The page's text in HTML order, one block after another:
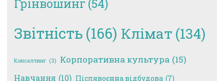
Грінвошинг (54)
Звітність (166) Клімат (134)
Консалтинг (3) Корпоративна культура (15)
Навчання (10) Післявоєнна відбудова (7)